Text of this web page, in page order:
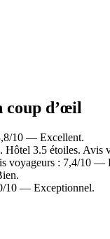
coup d’œil
10 — Excellent.
3.5 étoiles. Avis
voyageurs : 7,4/10 —
10 — Exceptionnel.